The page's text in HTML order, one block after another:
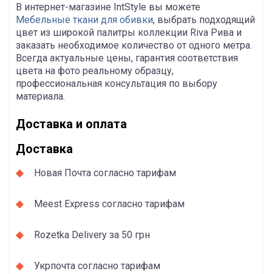
В интернет-магазине IntStyle вы можете
Мебельные ткани для обивки, выбрать подходящий
цвет из широкой палитры коллекции Riva Рива и
заказать необходимое количество от одного метра.
Всегда актуальные цены, гарантия соответствия
цвета на фото реальному образцу,
профессиональная консультация по выбору
материала.
Доставка и оплата
Доставка
Новая Почта согласно тарифам
Meest Express согласно тарифам
Rozetka Delivery за 50 грн
Укрпочта согласно тарифам